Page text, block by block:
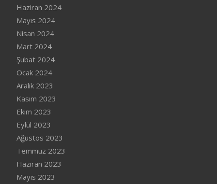
Haziran 2024
Mayıs 2024
Nisan 2024
Mart 2024
Şubat 2024
Ocak 2024
Aralık 2023
Kasım 2023
Ekim 2023
Eylül 2023
Ağustos 2023
Temmuz 2023
Haziran 2023
Mayıs 2023